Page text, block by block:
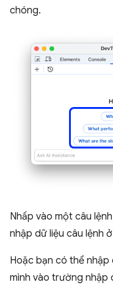
chóng.
Nhấp vào một câu
nhập dữ liệu câu lệnh
Hoặc bạn có thể nhập
mình vào trường nhập